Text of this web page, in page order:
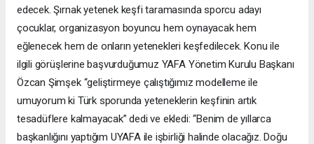
edecek. Şırnak yetenek keşfi taramasında sporcu adayı
çocuklar, organizasyon boyuncu hem oynayacak hem
eğlenecek hem de onların yetenekleri keşfedilecek. Konu ile
ilgili görüşlerine başvurduğumuz YAFA Yönetim Kurulu Başkanı
Özcan Şimşek “geliştirmeye çalıştığımız modelleme ile
umuyorum ki Türk sporunda yeteneklerin keşfinin artık
tesadüflere kalmayacak” dedi ve ekledi: “Benim de yıllarca
başkanlığını yaptığım UYAFA ile işbirliği halinde olacağız. Doğu